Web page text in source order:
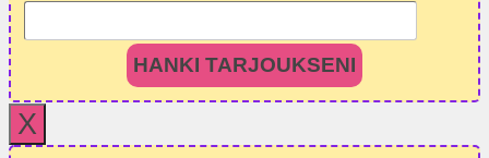
HANKI TARJOUKSENI
X